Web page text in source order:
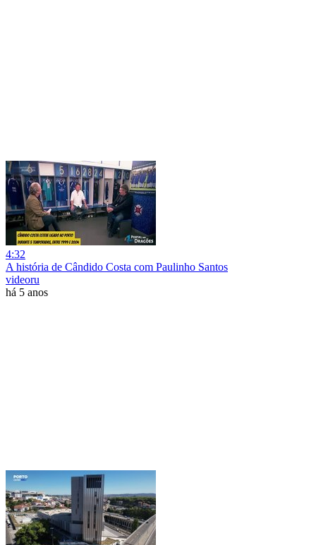
4:32
A história de Cândido Costa com Paulinho Santos
videoru
há 5 anos